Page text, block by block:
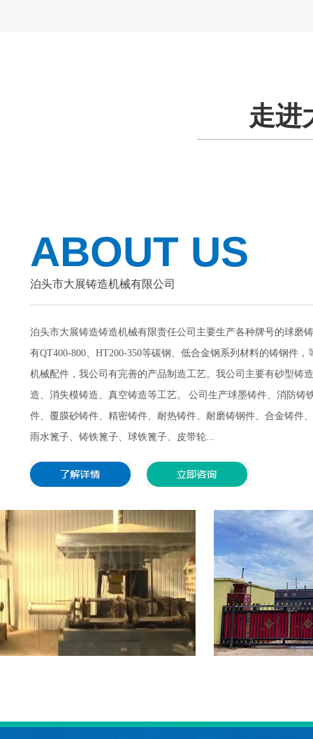
走进
ABOUT US
泊头市大展铸造机械有限公司
泊头市大展铸造铸造机械有限责任公司主要生产各种牌号的球磨
有QT400-800、HT200-350等碳钢、低合金钢系列材料的铸钢件，
机械配件，我公司有完善的产品制造工艺。我公司主要有砂型铸
造、消失模铸造、真空铸造等工艺。 公司生产球墨铸件、消防铸
件、覆膜砂铸件、精密铸件、耐热铸件、耐磨铸钢件、合金铸件
雨水篦子、铸铁篦子、球铁篦子、皮带轮...